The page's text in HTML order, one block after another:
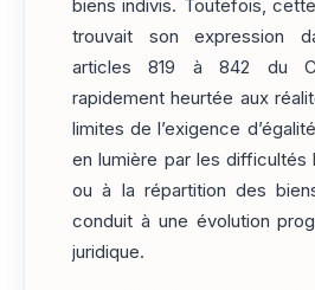
biens indivis. Toutefois,
trouvait son expression
articles 819 à 842 du
rapidement heurtée aux
limites de l’exigence
en lumière par les difficultés
ou à la répartition des
conduit à une évolution
juridique.